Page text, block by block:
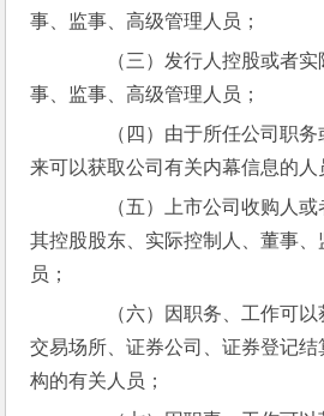
事、监事、高级管理人员；
（三）发行人控股或者实
事、监事、高级管理人员；
（四）由于所任公司职务
来可以获取公司有关内幕信息的人
（五）上市公司收购人或
其控股股东、实际控制人、董事、
员；
（六）因职务、工作可以
交易场所、证券公司、证券登记
构的有关人员；